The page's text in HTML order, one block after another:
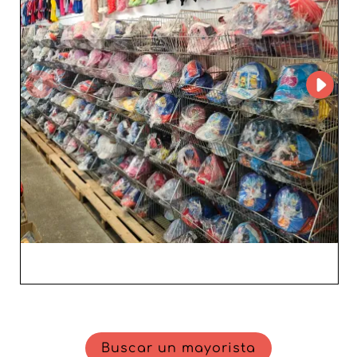
Potenciar tu tienda nunca ha sido tan
sencillo gracias a nuestra red de
mayoristas de accesorios de moda.
Disfruta de un suministro flexible y un
servicio personalizado, diseñados para
impulsar tu éxito comercial. Convierte
cada visita en una experiencia de
compra inolvidable para tus clientes
gracias a nuestra selección de
accesorios cuidadosamente curada.
Buscar un mayorista